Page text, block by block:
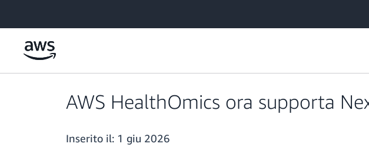
AWS HealthOmics ora supporta
Inserito il: 1 giu 2026